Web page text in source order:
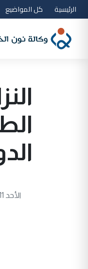
الرئيسية كل المواضيع
الأحد 11 آيار 2025